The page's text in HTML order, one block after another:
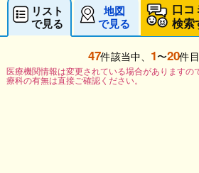
リスト
で見る
地図
で見る
口コ
検索
47件該当中、 1〜20件
医療機関情報は変更されている場合がありますの
療科の有無は直接ご確認ください。